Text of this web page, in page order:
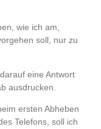
wie ich am,
soll, nur zu
eine Antwort
ausdrucken.
ersten Abheben
Telefons, soll ich